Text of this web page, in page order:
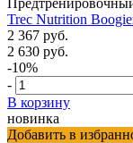
Trec Nutrition
2 367 руб.
2 630 руб.
-10%
-
В корзину
новинка
Добавить в